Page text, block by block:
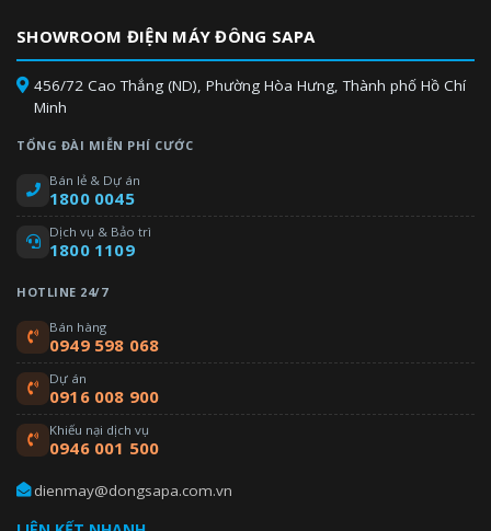
SHOWROOM ĐIỆN MÁY ĐÔNG SAPA
456/72 Cao Thắng (ND), Phường Hòa Hưng, Thành phố Hồ Chí
Minh
TỔNG ĐÀI MIỄN PHÍ CƯỚC
Bán lẻ & Dự án
1800 0045
Dịch vụ & Bảo trì
1800 1109
HOTLINE 24/7
Bán hàng
0949 598 068
Dự án
0916 008 900
Khiếu nại dịch vụ
0946 001 500
dienmay@dongsapa.com.vn